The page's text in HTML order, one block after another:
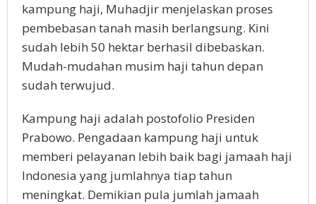
kampung haji, Muhadjir menjelaskan proses
pembebasan tanah masih berlangsung. Kini
sudah lebih 50 hektar berhasil dibebaskan.
Mudah-mudahan musim haji tahun depan
sudah terwujud.
Kampung haji adalah postofolio Presiden
Prabowo. Pengadaan kampung haji untuk
memberi pelayanan lebih baik bagi jamaah haji
Indonesia yang jumlahnya tiap tahun
meningkat. Demikian pula jumlah jamaah